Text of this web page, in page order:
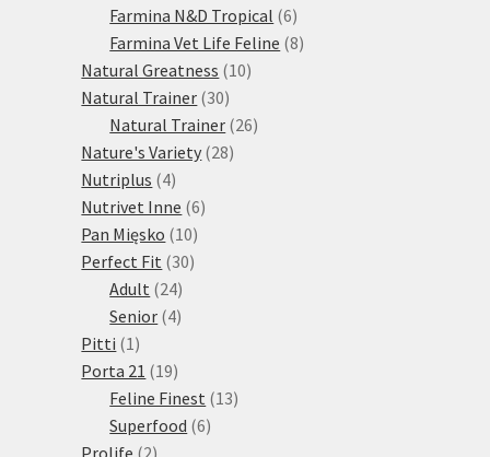
produktů
Farmina N&D Tropical 66
produktů
Farmina Vet Life Feline 88
Natural Greatness 1010
Natural Trainer 3030
produktů
Natural Trainer 2626
Nature's Variety 2828
Nutriplus 44
produkty
Nutrivet Inne 66
Pan Mięsko 1010
produktů
Perfect Fit 3030
Adult 2424
produktů
Senior 44
Pitti 1 1
produkt
Porta 21 1919
produktů
Feline Finest 1313
Superfood 66
Prolife 22